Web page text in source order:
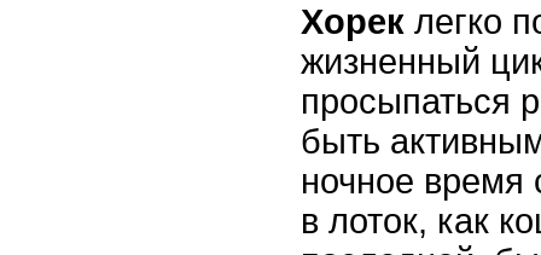
Хорек легко
жизненный
просыпаться
быть
ночное время
в лоток, как